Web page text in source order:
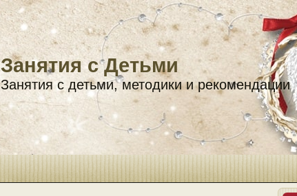
Занятия с Детьми
Занятия с детьми, методики и рекомендации